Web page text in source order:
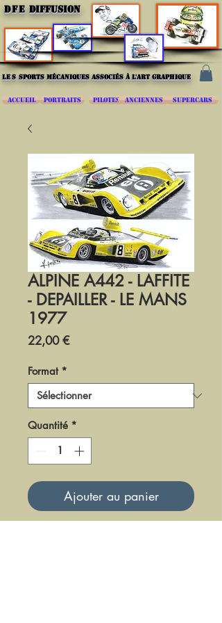
DFE DIFFUSION
les sports mécaniques associés à l'art graphique
ACCUEIL PORTRAITS PILOTES ANCIENNES SUPERCARS
ALPINE A442 - LAFFITE
- DEPAILLER - LE MANS
1977
22,00 €Prix
Format *
Quantité *
Ajouter au panier